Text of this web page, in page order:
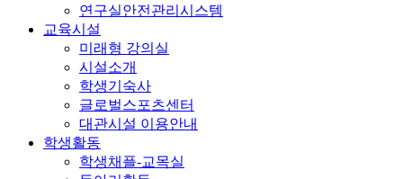
연구실안전관리시스템
교육시설
미래형 강의실
시설소개
학생기숙사
글로벌스포츠센터
대관시설 이용안내
학생활동
학생채플-교목실